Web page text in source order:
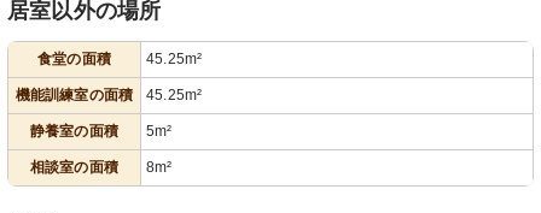
居室以外の場所
食堂の面積 45.25m²
機能訓練室の面積 45.25m²
静養室の面積 5m²
相談室の面積 8m²